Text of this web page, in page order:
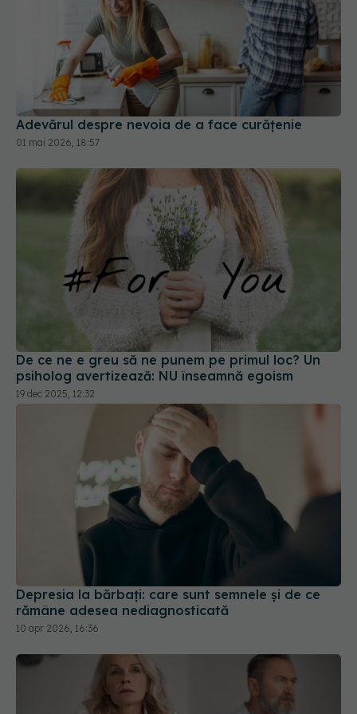
Adevărul despre nevoia de a face curățenie
01 mai 2026, 18:57
De ce ne e greu să ne punem pe primul loc? Un
psiholog avertizează: NU înseamnă egoism
19 dec 2025, 12:32
Depresia la bărbați: care sunt semnele și de ce
rămâne adesea nediagnosticată
10 apr 2026, 16:36